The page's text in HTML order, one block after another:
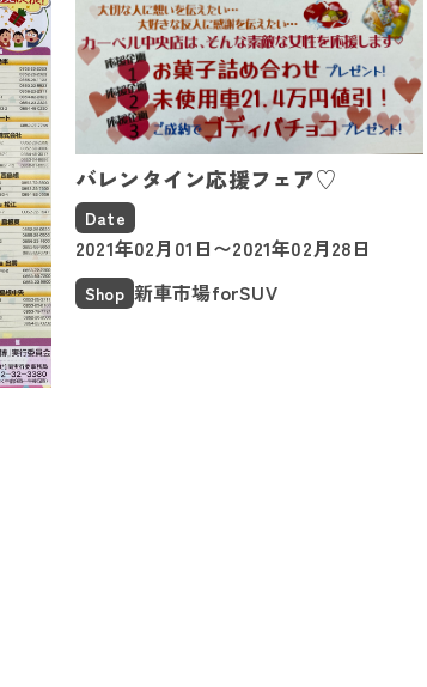
バレンタイン応援フェア♡
Date
2021年02月01日〜2021年02月28日
Shop 新車市場forSUV